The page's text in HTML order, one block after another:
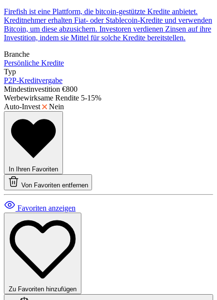
Firefish ist eine Plattform, die bitcoin-gestützte Kredite anbietet.
Kreditnehmer erhalten Fiat- oder Stablecoin-Kredite und verwenden
Bitcoin, um diese abzusichern. Investoren verdienen Zinsen auf ihre
Investition, indem sie Mittel für solche Kredite bereitstellen.
Branche
Persönliche Kredite
Typ
P2P-Kreditvergabe
Mindestinvestition €800
Werbewirksame Rendite 5-15%
Auto-Invest
Nein
In Ihren Favoriten
Von Favoriten entfernen
Favoriten anzeigen
Zu Favoriten hinzufügen